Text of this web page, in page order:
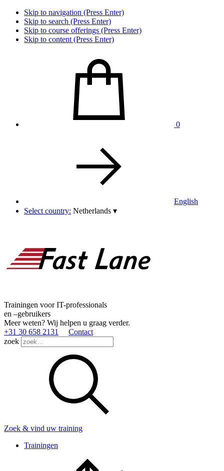
Skip to navigation (Press Enter)
Skip to search (Press Enter)
Skip to course offerings (Press Enter)
Skip to content (Press Enter)
0
English
Select country: Netherlands ▾
Trainingen voor IT-professionals
en –gebruikers
Meer weten? Wij helpen u graag verder.
+31 30 658 2131
Contact
zoek
Zoek & vind uw training
Trainingen